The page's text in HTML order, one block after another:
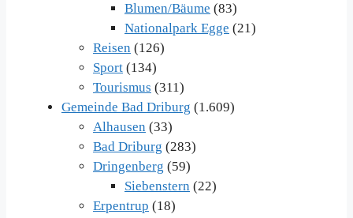
Blumen/Bäume (83)
Nationalpark Egge (21)
Reisen (126)
Sport (134)
Tourismus (311)
Gemeinde Bad Driburg (1.609)
Alhausen (33)
Bad Driburg (283)
Dringenberg (59)
Siebenstern (22)
Erpentrup (18)